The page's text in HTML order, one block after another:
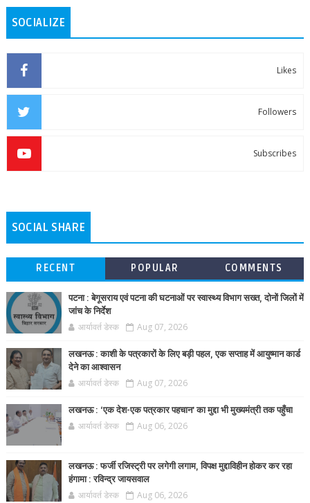
SOCIALIZE
Likes
Followers
Subscribes
SOCIAL SHARE
RECENT POPULAR COMMENTS
पटना : बेगूसराय एवं पटना की घटनाओं पर स्वास्थ्य विभाग सख्त, दोनों जिलों में
जांच के निर्देश
आर्यावर्त डेस्क Aug 07, 2026
लखनऊ : काशी के पत्रकारों के लिए बड़ी पहल, एक सप्ताह में आयुष्मान कार्ड
देने का आश्वासन
आर्यावर्त डेस्क Aug 07, 2026
लखनऊ : ‘एक देश-एक पत्रकार पहचान’ का मुद्दा भी मुख्यमंत्री तक पहुँचा
आर्यावर्त डेस्क Aug 06, 2026
लखनऊ : फर्जी रजिस्ट्री पर लगेगी लगाम, विपक्ष मुद्दाविहीन होकर कर रहा
हंगामा : रविन्द्र जायसवाल
आर्यावर्त डेस्क Aug 06, 2026